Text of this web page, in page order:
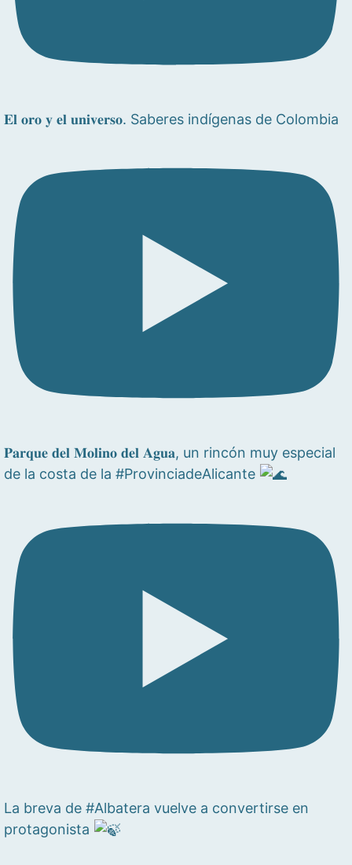
𝐄𝐥 𝐨𝐫𝐨 𝐲 𝐞𝐥 𝐮𝐧𝐢𝐯𝐞𝐫𝐬𝐨. Saberes indígenas de Colombia
𝐏𝐚𝐫𝐪𝐮𝐞 𝐝𝐞𝐥 𝐌𝐨𝐥𝐢𝐧𝐨 𝐝𝐞𝐥 𝐀𝐠𝐮𝐚, un rincón muy especial
de la costa de la #ProvinciadeAlicante
La breva de #Albatera vuelve a convertirse en
protagonista